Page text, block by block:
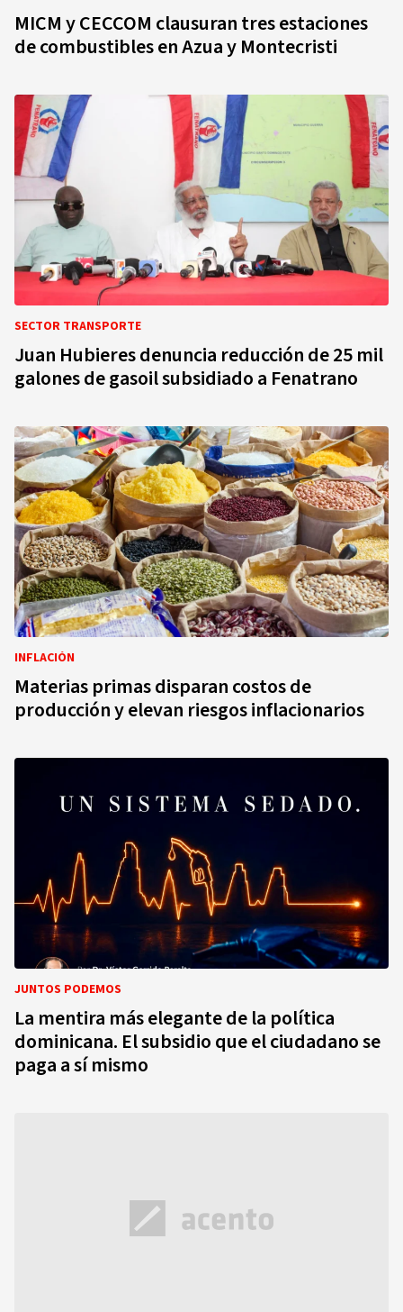
MICM y CECCOM clausuran tres estaciones
de combustibles en Azua y Montecristi
SECTOR TRANSPORTE
Juan Hubieres denuncia reducción de 25 mil
galones de gasoil subsidiado a Fenatrano
INFLACIÓN
Materias primas disparan costos de
producción y elevan riesgos inflacionarios
JUNTOS PODEMOS
La mentira más elegante de la política
dominicana. El subsidio que el ciudadano se
paga a sí mismo